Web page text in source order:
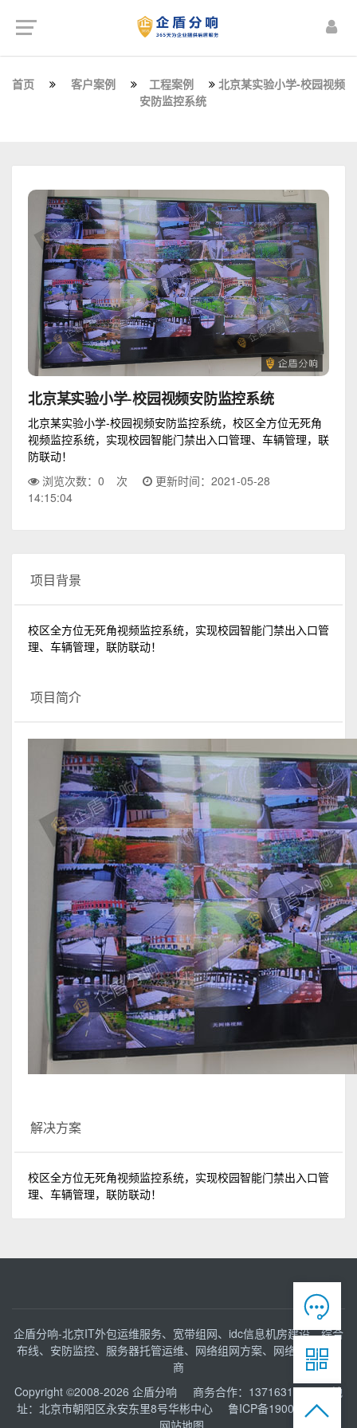
首页 客户案例 工程案例
北京某实验小学-校园视频
安防监控系统
北京某实验小学-校园视频安防监控系统
北京某实验小学-校园视频安防监控系统，校区全方位无死角
视频监控系统，实现校园智能门禁出入口管理、车辆管理，联
防联动！
浏览次数： 0 次
更新时间：2021-05-28
14:15:04
项目背景
校区全方位无死角视频监控系统，实现校园智能门禁出入口管
理、车辆管理，联防联动！
项目简介
解决方案
校区全方位无死角视频监控系统，实现校园智能门禁出入口管
理、车辆管理，联防联动！
企盾分响-北京IT外包运维服务、宽带组网、idc信息机房建设、综合
布线、安防监控、服务器托管运维、网络组网方案、网络接入服务
商
Copyright ©2008-2026 企盾分响
商务合作：13716316153 地
址：北京市朝阳区永安东里8号华彬中心
鲁ICP备19004525号


